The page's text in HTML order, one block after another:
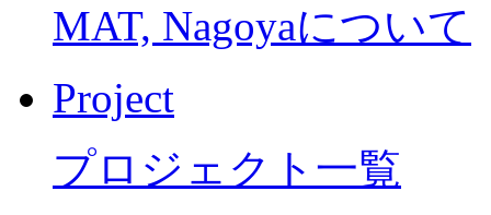
MAT, Nagoyaについて
Project
プロジェクト一覧